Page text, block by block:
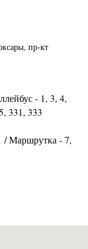
пр-кт
- 1, 3, 4,
331, 333
/ Маршрутка - 7,